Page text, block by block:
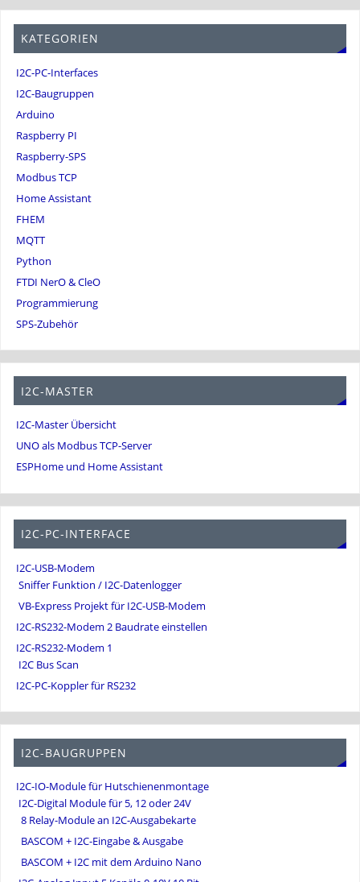
KATEGORIEN
I2C-PC-Interfaces
I2C-Baugruppen
Arduino
Raspberry PI
Raspberry-SPS
Modbus TCP
Home Assistant
FHEM
MQTT
Python
FTDI NerO & CleO
Programmierung
SPS-Zubehör
I2C-MASTER
I2C-Master Übersicht
UNO als Modbus TCP-Server
ESPHome und Home Assistant
I2C-PC-INTERFACE
I2C-USB-Modem
Sniffer Funktion / I2C-Datenlogger
VB-Express Projekt für I2C-USB-Modem
I2C-RS232-Modem 2 Baudrate einstellen
I2C-RS232-Modem 1
I2C Bus Scan
I2C-PC-Koppler für RS232
I2C-BAUGRUPPEN
I2C-IO-Module für Hutschienenmontage
I2C-Digital Module für 5, 12 oder 24V
8 Relay-Module an I2C-Ausgabekarte
BASCOM + I2C-Eingabe & Ausgabe
BASCOM + I2C mit dem Arduino Nano